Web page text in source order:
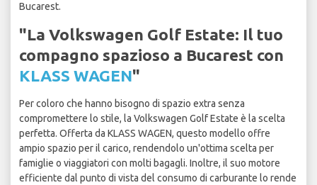
Bucarest.
"La Volkswagen Golf Estate: Il tuo
compagno spazioso a Bucarest con
KLASS WAGEN"
Per coloro che hanno bisogno di spazio extra senza
compromettere lo stile, la Volkswagen Golf Estate è la scelta
perfetta. Offerta da KLASS WAGEN, questo modello offre
ampio spazio per il carico, rendendolo un'ottima scelta per
famiglie o viaggiatori con molti bagagli. Inoltre, il suo motore
efficiente dal punto di vista del consumo di carburante lo rende